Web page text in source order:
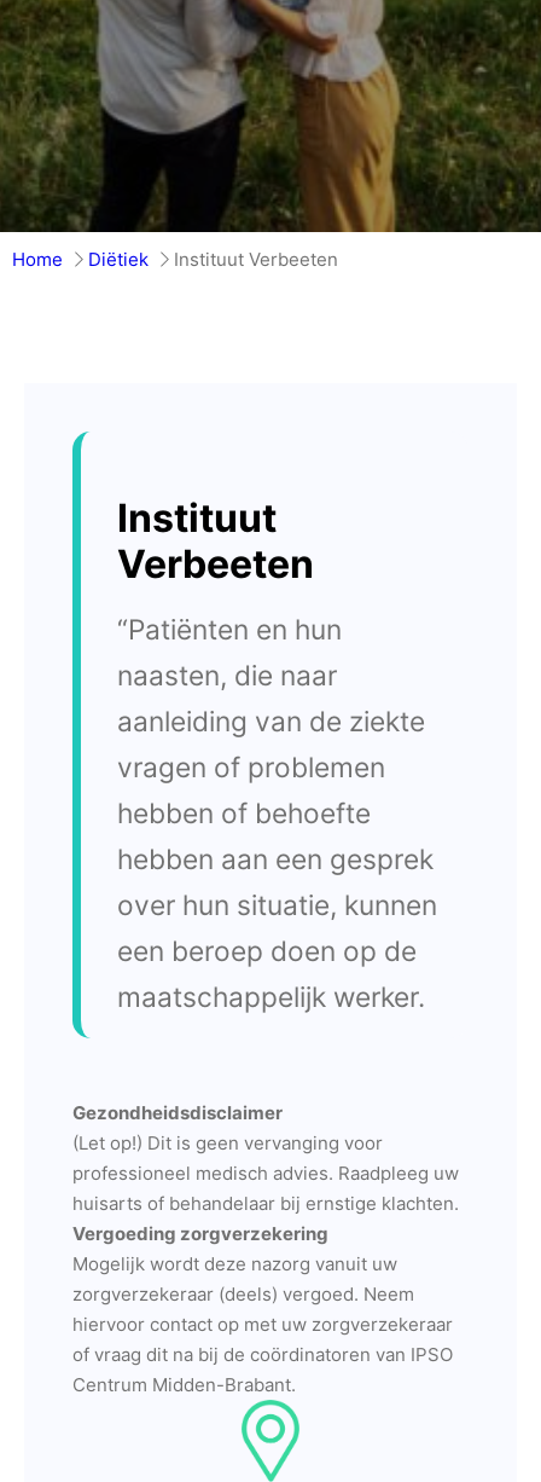
Home Diëtiek Instituut Verbeeten
Instituut
Verbeeten
“Patiënten en hun
naasten, die naar
aanleiding van de ziekte
vragen of problemen
hebben of behoefte
hebben aan een gesprek
over hun situatie, kunnen
een beroep doen op de
maatschappelijk werker.
Gezondheidsdisclaimer
(Let op!) Dit is geen vervanging voor
professioneel medisch advies. Raadpleeg uw
huisarts of behandelaar bij ernstige klachten.
Vergoeding zorgverzekering
Mogelijk wordt deze nazorg vanuit uw
zorgverzekeraar (deels) vergoed. Neem
hiervoor contact op met uw zorgverzekeraar
of vraag dit na bij de coördinatoren van IPSO
Centrum Midden-Brabant.